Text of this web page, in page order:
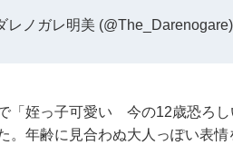
ノガレ明美 (@The_Darenogare)
「姪っ子可愛い 今の12歳恐ろ
。年齢に見合わぬ大人っぽい表